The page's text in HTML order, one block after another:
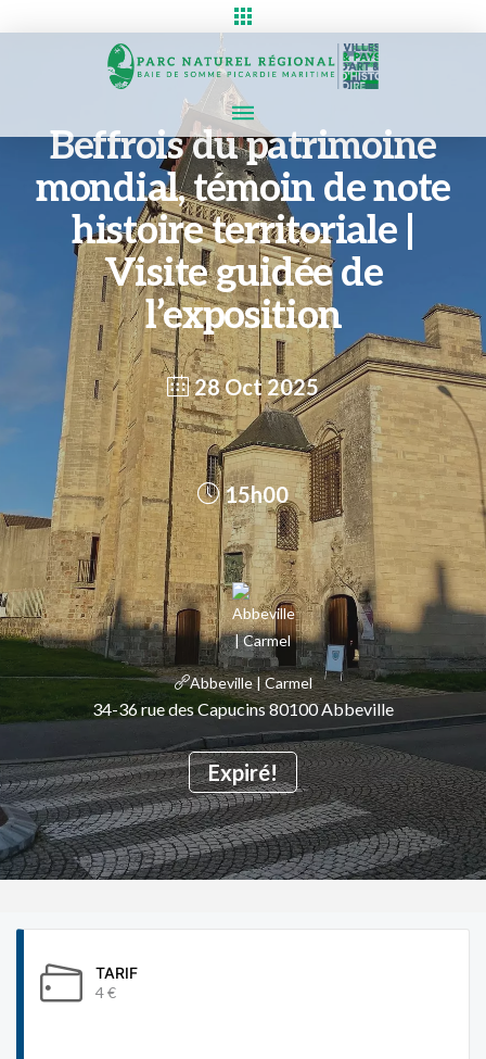
Beffrois du patrimoine
mondial, témoin de note
histoire territoriale |
Visite guidée de
l’exposition
28 Oct 2025
Expiré!
15h00
Abbeville | Carmel
34-36 rue des Capucins 80100 Abbeville
TARIF
4 €